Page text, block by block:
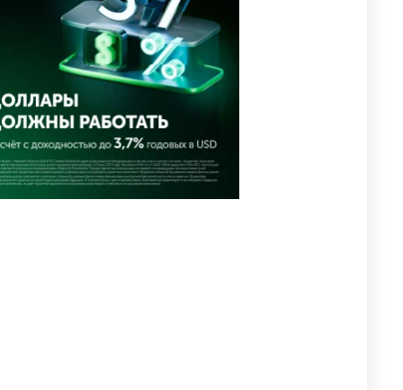
2913 0 19
⚠️ Доброе утро, друзья!
Предлагаем обзор главных
новостей за 4 августа
2709 0 1
5
🗣Глава государства
направил телеграмму
соболезнования родным и